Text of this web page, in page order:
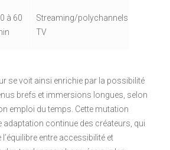
à 60
Streaming/polychannels
TV
se voit ainsi enrichie par la possibilité
brefs et immersions longues, selon
emploi du temps. Cette mutation
adaptation continue des créateurs, qui
entre accessibilité et